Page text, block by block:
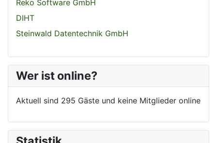
Reko Software GmbH
DIHT
Steinwald Datentechnik GmbH
Wer ist online?
Aktuell sind 295 Gäste und keine Mitglieder online